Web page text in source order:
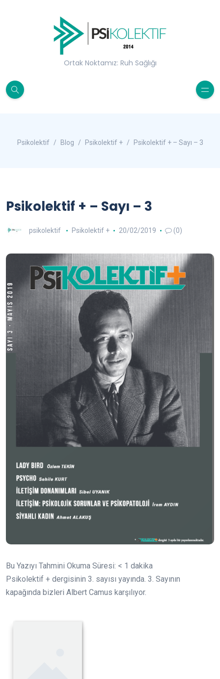
Ortak Noktamız: Ruh Sağlığı
Psikolektif Blog Psikolektif + Psikolektif + – Sayı – 3
Psikolektif + – Sayı – 3
psikolektif Psikolektif + 20/02/2019 (0)
Bu Yazıyı Tahmini Okuma Süresi: < 1 dakika
Psikolektif + dergisinin 3. sayısı yayında. 3. Sayının
kapağında bizleri Albert Camus karşılıyor.